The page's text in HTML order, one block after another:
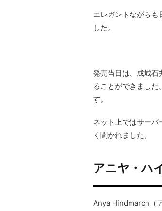
エレガントながらも
した。
発売当日は、成城石
ることができまし
す。
ネット上ではサーバ
く聞かれました。
アニヤ・ハ
Anya Hindmarch（